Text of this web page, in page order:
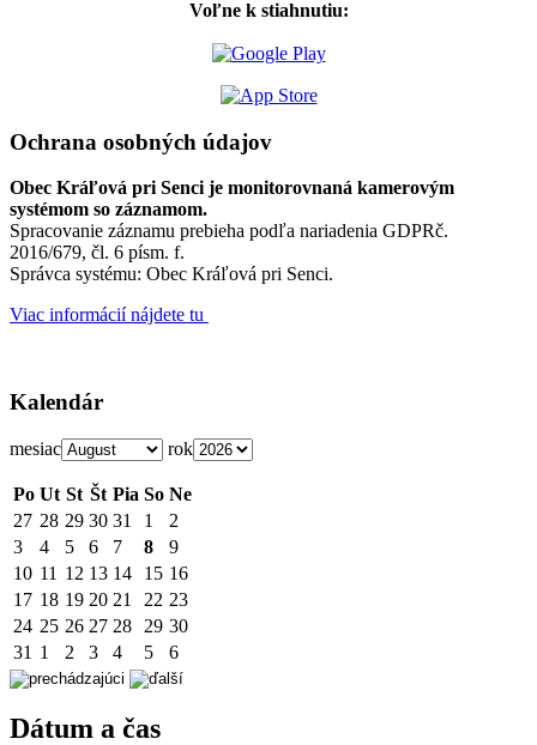
Voľne k stiahnutiu:
Ochrana osobných údajov
Obec Kráľová pri Senci je monitorovnaná kamerovým
systémom so záznamom.
Spracovanie záznamu prebieha podľa nariadenia GDPRč.
2016/679, čl. 6 písm. f.
Správca systému: Obec Kráľová pri Senci.
Viac informácií nájdete tu
Kalendár
mesiac rok
Po Ut St Št Pia So Ne
27 28 29 30 31 1
2
3
4 5 6 7 8
9
10 11 12 13 14 15 16
17 18 19 20 21 22 23
24 25 26 27 28 29 30
31 1 2 3 4 5 6
Dátum a čas